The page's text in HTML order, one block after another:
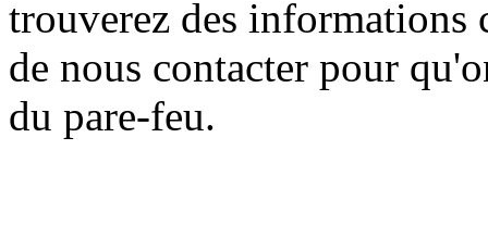
trouverez des informations
de nous contacter pour
du pare-feu.